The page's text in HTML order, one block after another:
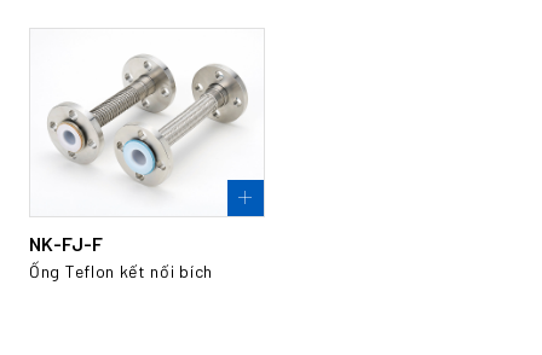
NK-FJ-F
Ống Teflon kết nối bích